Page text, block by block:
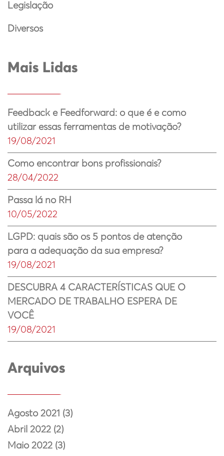
Legislação
Diversos
Mais Lidas
Feedback e Feedforward: o que é e como
utilizar essas ferramentas de motivação?
19/08/2021
Como encontrar bons profissionais?
28/04/2022
Passa lá no RH
10/05/2022
LGPD: quais são os 5 pontos de atenção
para a adequação da sua empresa?
19/08/2021
DESCUBRA 4 CARACTERÍSTICAS QUE O
MERCADO DE TRABALHO ESPERA DE
VOCÊ
19/08/2021
Arquivos
Agosto 2021 (3)
Abril 2022 (2)
Maio 2022 (3)